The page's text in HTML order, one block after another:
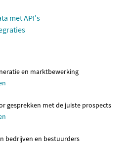
met API's
en marktbewerking
gesprekken met de juiste prospects
bedrijven en bestuurders